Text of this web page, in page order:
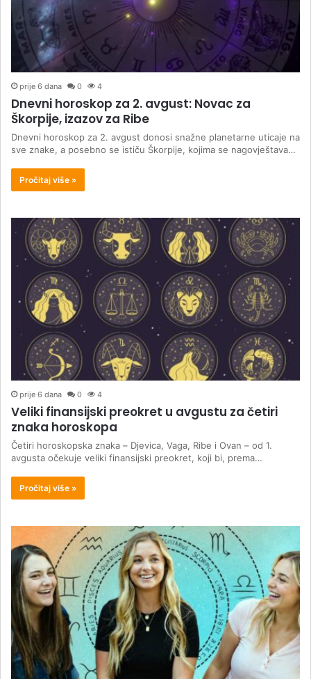
prije 6 dana 0 4
Dnevni horoskop za 2. avgust: Novac za
Škorpije, izazov za Ribe
Dnevni horoskop za 2. avgust donosi snažne planetarne uticaje na
sve znake, a posebno se ističu Škorpije, kojima se nagovještava…
Pročitaj više »
prije 6 dana 0 4
Veliki finansijski preokret u avgustu za četiri
znaka horoskopa
Četiri horoskopska znaka – Djevica, Vaga, Ribe i Ovan – od 1.
avgusta očekuje veliki finansijski preokret, koji bi, prema…
Pročitaj više »